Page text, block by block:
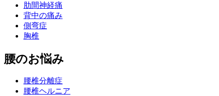
肋間神経痛
背中の痛み
側弯症
胸椎
腰のお悩み
腰椎分離症
腰椎ヘルニア